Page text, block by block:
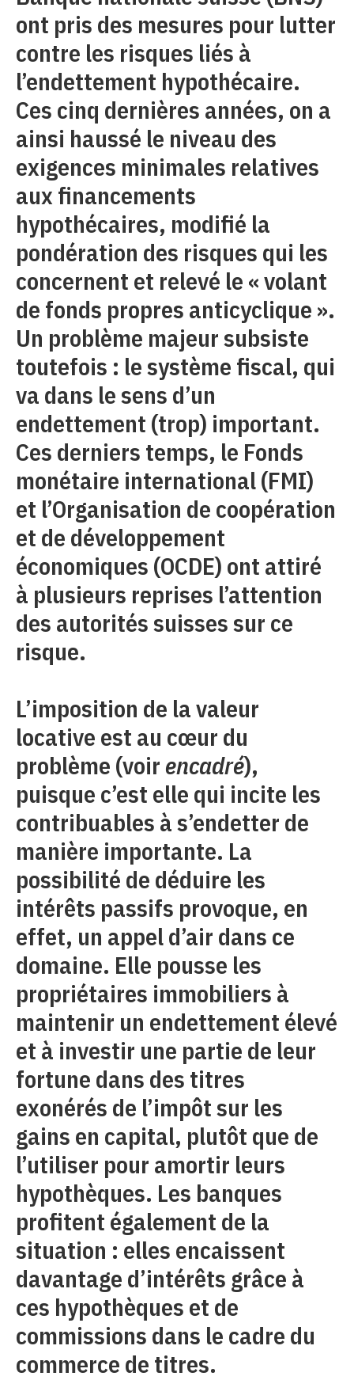
ont pris des mesures pour lutter
contre les risques liés à
l’endettement hypothécaire.
Ces cinq dernières années, on a
ainsi haussé le niveau des
exigences minimales relatives
aux financements
hypothécaires, modifié la
pondération des risques qui les
concernent et relevé le « volant
de fonds propres anticyclique ».
Un problème majeur subsiste
toutefois : le système fiscal, qui
va dans le sens d’un
endettement (trop) important.
Ces derniers temps, le Fonds
monétaire international (FMI)
et l’Organisation de coopération
et de développement
économiques (OCDE) ont attiré
à plusieurs reprises l’attention
des autorités suisses sur ce
risque.
L’imposition de la valeur
locative est au cœur du
problème (voir encadré),
puisque c’est elle qui incite les
contribuables à s’endetter de
manière importante. La
possibilité de déduire les
intérêts passifs provoque, en
effet, un appel d’air dans ce
domaine. Elle pousse les
propriétaires immobiliers à
maintenir un endettement élevé
et à investir une partie de leur
fortune dans des titres
exonérés de l’impôt sur les
gains en capital, plutôt que de
l’utiliser pour amortir leurs
hypothèques. Les banques
profitent également de la
situation : elles encaissent
davantage d’intérêts grâce à
ces hypothèques et de
commissions dans le cadre du
commerce de titres.